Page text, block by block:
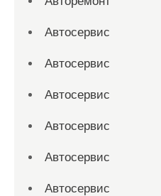
Автосервис
Автосервис
Автосервис
Автосервис
Автосервис
Автосервис